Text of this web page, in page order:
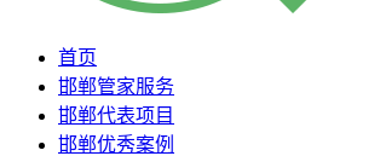
首页
邯郸管家服务
邯郸代表项目
邯郸优秀案例